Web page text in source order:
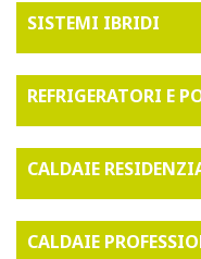
SISTEMI IBRIDI
REFRIGERATORI E
CALDAIE
CALDAIE